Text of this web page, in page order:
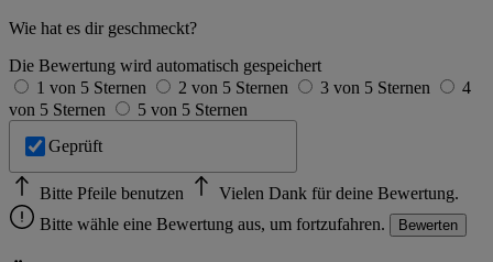
Wie hat es dir geschmeckt?
Die Bewertung wird automatisch gespeichert
1 von 5 Sternen
2 von 5 Sternen 3 von 5 Sternen
4
von 5 Sternen
5 von 5 Sternen
Geprüft
Bitte Pfeile benutzen
Vielen Dank für deine Bewertung.
Bitte wähle eine Bewertung aus, um fortzufahren.
Bewerten